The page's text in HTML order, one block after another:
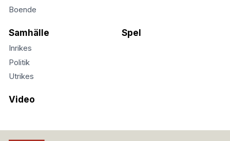
Boende
Samhälle
Inrikes
Politik
Utrikes
Spel
Video